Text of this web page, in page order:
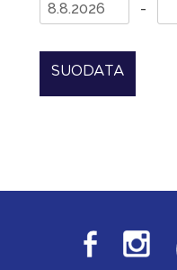
-
SUODATA